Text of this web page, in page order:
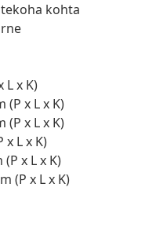
kohta
L x K)
(P x L x K)
(P x L x K)
x L x K)
x L x K)
(P x L x K)